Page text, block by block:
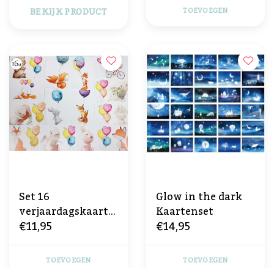
BEKIJK PRODUCT TOEVOEGEN
Set 16
verjaardagskaarte
n
€11,95
TOEVOEGEN
Glow in the dark
Kaartenset
€14,95
TOEVOEGEN